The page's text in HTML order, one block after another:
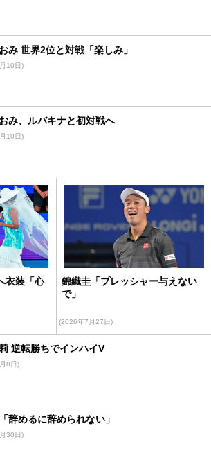
み 世界2位と対戦「楽しみ」
10日)
み、ルバキナと初対戦へ
10日)
衣装「心
錦織圭「プレッシャー与えない
で」
(2026年7月27日)
逆転勝ちでインハイV
8日)
辞めるに辞められない」
30日)